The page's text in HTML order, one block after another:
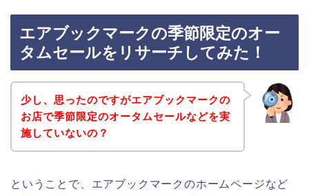
エアブックマークの季節限定のオー
タムセールをリサーチしてみた！
少し、思ったのですがエアブックマークの
お店で季節限定のオータムセールなどを実
施していないの？
ということで、エアブックマークのホームページなど